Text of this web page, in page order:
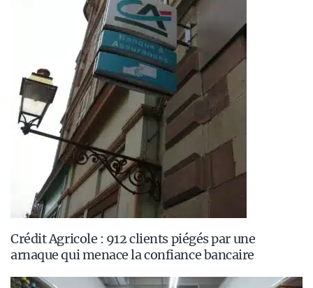
Crédit Agricole : 912 clients piégés par une
arnaque qui menace la confiance bancaire